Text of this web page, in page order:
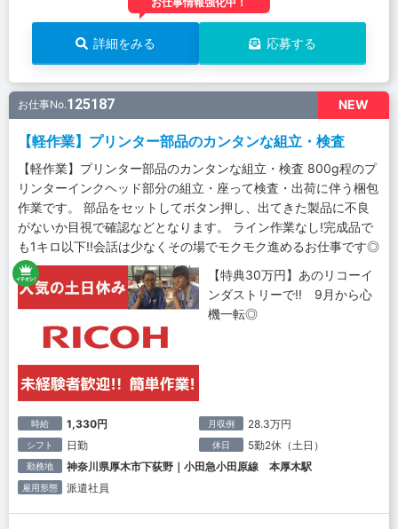
詳細をみる 応募する
NEW
お仕事No.125187
【軽作業】プリンター部品のカンタンな組立・検査
【軽作業】プリンター部品のカンタンな組立・検査 800g程のプ
リンターインクヘッド部分の組立・座って検査・出荷に伴う梱包
作業です。 部品をセットしてボタン押し、出てきた製品に不良
がないか目視で確認などとなります。 ライン作業なし!完成品で
も1キロ以下!!会話は少なくその場でモクモク進めるお仕事です◎
【特典30万円】あのリコーイ
ンダストリーで!! 9月から心
機一転◎
時給 1,330円 月収例 28.3万円
シフト 日勤 休日 5勤2休（土日）
勤務地 神奈川県厚木市下荻野｜小田急小田原線 本厚木駅
雇用形態 派遣社員